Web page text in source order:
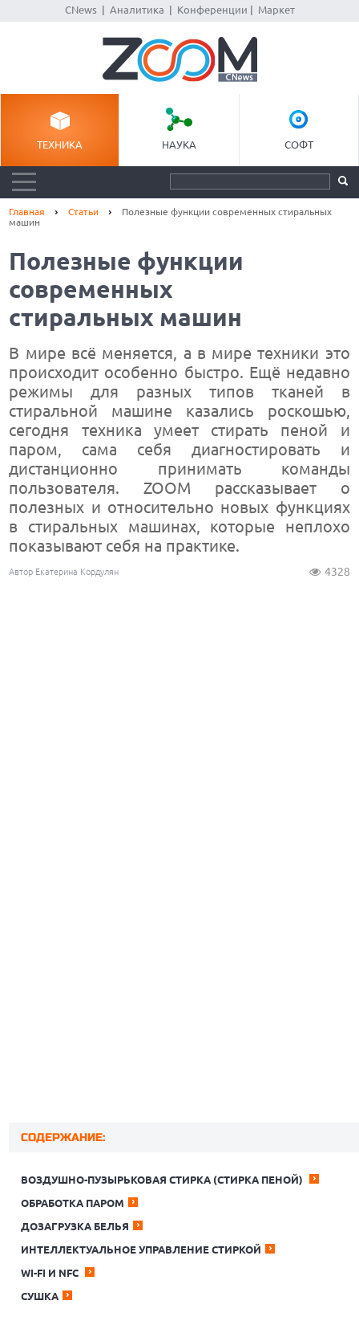
CNews| Аналитика Конференции Маркет
ТЕХНИКА НАУКА СОФТ
Главная Статьи
Полезные функции современных стиральных
машин
Полезные функции
современных
стиральных машин
В мире всё меняется, а в мире техники это
происходит особенно быстро. Ещё недавно
режимы для разных типов тканей в
стиральной машине казались роскошью,
сегодня техника умеет стирать пеной и
паром, сама себя диагностировать и
дистанционно принимать команды
пользователя. ZOOM рассказывает о
полезных и относительно новых функциях
в стиральных машинах, которые неплохо
показывают себя на практике.
Автор Екатерина Кордулян 4328
СОДЕРЖАНИЕ:
ВОЗДУШНО-ПУЗЫРЬКОВАЯ СТИРКА (СТИРКА ПЕНОЙ)
ОБРАБОТКА ПАРОМ
ДОЗАГРУЗКА БЕЛЬЯ
ИНТЕЛЛЕКТУАЛЬНОЕ УПРАВЛЕНИЕ СТИРКОЙ
WI-FI И NFC
СУШКА